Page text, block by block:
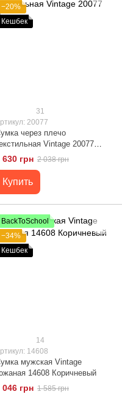
−20%
Кешбек
31
20077
через плечо
Vintage 20077
630 грн 2 038 грн
Купить
BackToSchool
−34%
Кешбек
14
14608
мужская Vintage
14608 Коричневый
046 грн 1 585 грн